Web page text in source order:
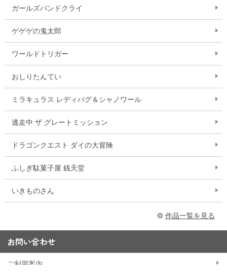
ガールズバンドクライ
ゲゲゲの鬼太郎
ワールドトリガー
おしりたんてい
ミラキュラス レディバグ＆シャノワール
逃走中 ザ グレートミッション
ドラゴンクエスト ダイの大冒険
ふしぎ駄菓子屋 銭天堂
いきものさん
作品一覧を見る
お問い合わせ
ご利用案内